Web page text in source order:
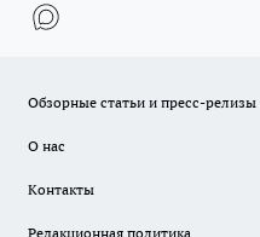
Обзорные статьи и пресс-релизы
О нас
Контакты
Редакционная политика